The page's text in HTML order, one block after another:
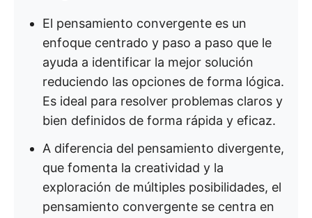
El pensamiento convergente es un
enfoque centrado y paso a paso que le
ayuda a identificar la mejor solución
reduciendo las opciones de forma lógica.
Es ideal para resolver problemas claros y
bien definidos de forma rápida y eficaz.
A diferencia del pensamiento divergente,
que fomenta la creatividad y la
exploración de múltiples posibilidades, el
pensamiento convergente se centra en